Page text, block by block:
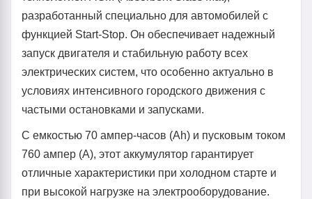
разработанный специально для автомобилей с
функцией Start-Stop. Он обеспечивает надежный
запуск двигателя и стабильную работу всех
электрических систем, что особенно актуально в
условиях интенсивного городского движения с
частыми остановками и запусками.
С емкостью 70 ампер-часов (Ah) и пусковым током
760 ампер (A), этот аккумулятор гарантирует
отличные характеристики при холодном старте и
при высокой нагрузке на электрооборудование.